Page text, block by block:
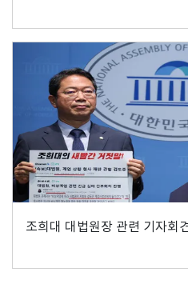
조희대 대법원장 관련 기자회